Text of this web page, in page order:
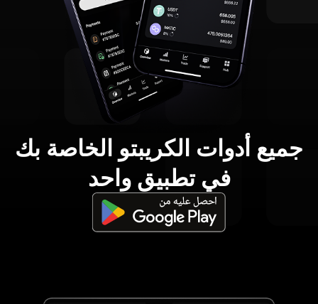
جميع أدوات الكريبتو الخاصة بك
في تطبيق واحد